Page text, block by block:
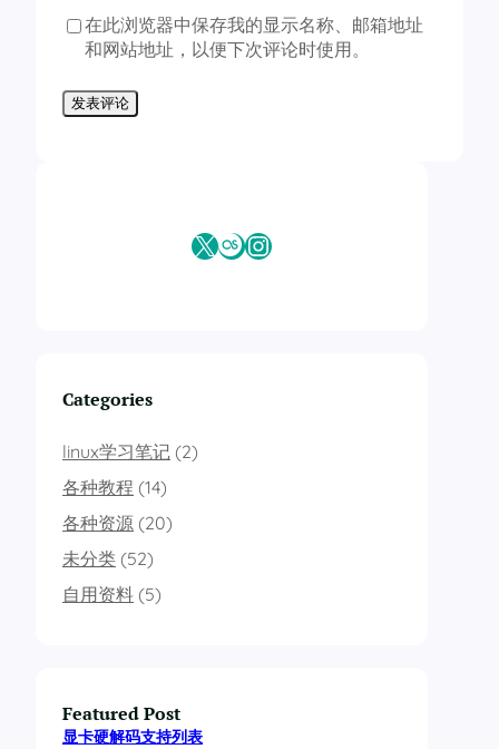
在此浏览器中保存我的显示名称、邮箱地址
和网站地址，以便下次评论时使用。
X Last.fmInstagram
Categories
linux学习笔记 (2)
各种教程 (14)
各种资源 (20)
未分类 (52)
自用资料 (5)
Featured Post
显卡硬解码支持列表